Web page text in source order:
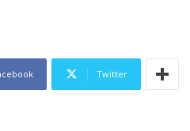
Twitter